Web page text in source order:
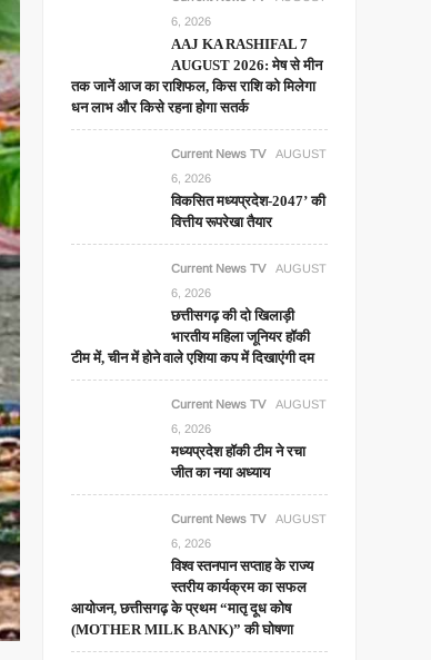
6, 2026
AAJ KA RASHIFAL 7
AUGUST 2026: मेष से मीन
तक जानें आज का राशिफल, किस राशि को मिलेगा
धन लाभ और किसे रहना होगा सतर्क
Current News TV
AUGUST
6, 2026
विकसित मध्यप्रदेश-2047’ की
वित्तीय रूपरेखा तैयार
Current News TV
AUGUST
6, 2026
छत्तीसगढ़ की दो खिलाड़ी
भारतीय महिला जूनियर हॉकी
टीम में, चीन में होने वाले एशिया कप में दिखाएंगी दम
Current News TV
AUGUST
6, 2026
मध्यप्रदेश हॉकी टीम ने रचा
जीत का नया अध्याय
Current News TV
AUGUST
6, 2026
विश्व स्तनपान सप्ताह के राज्य
स्तरीय कार्यक्रम का सफल
आयोजन, छत्तीसगढ़ के प्रथम “मातृ दूध कोष
(MOTHER MILK BANK)” की घोषणा